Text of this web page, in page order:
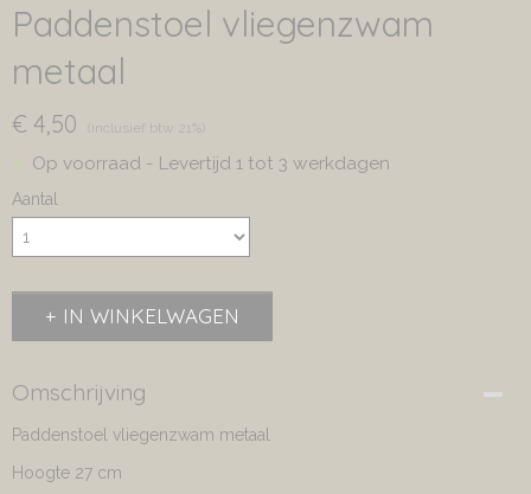
Paddenstoel vliegenzwam
metaal
€ 4,50 (inclusief btw 21%)
✓ Op voorraad - Levertijd 1 tot 3 werkdagen
Aantal
IN WINKELWAGEN
Omschrijving
Paddenstoel vliegenzwam metaal
Hoogte 27 cm